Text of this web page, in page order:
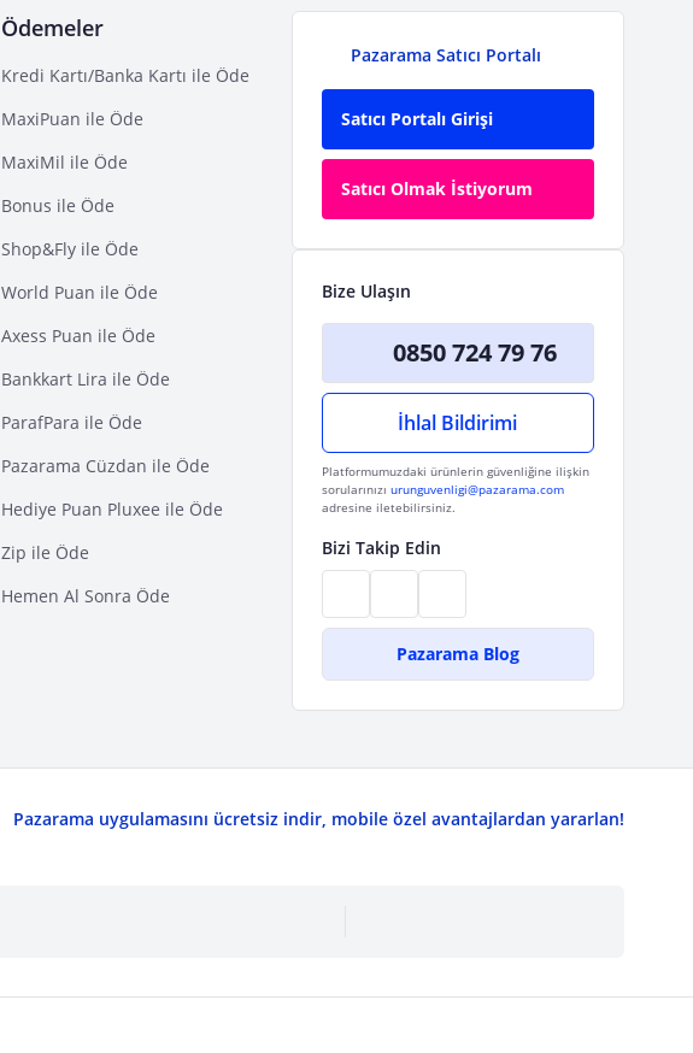
Ödemeler
Kredi Kartı/Banka Kartı ile Öde
MaxiPuan ile Öde
MaxiMil ile Öde
Bonus ile Öde
Shop&Fly ile Öde
World Puan ile Öde
Axess Puan ile Öde
Bankkart Lira ile Öde
ParafPara ile Öde
Pazarama Cüzdan ile Öde
Hediye Puan Pluxee ile Öde
Zip ile Öde
Hemen Al Sonra Öde
Pazarama Satıcı Portalı
Satıcı Portalı Girişi
Satıcı Olmak İstiyorum
Bize Ulaşın
0850 724 79 76
İhlal Bildirimi
Platformumuzdaki ürünlerin güvenliğine ilişkin
sorularınızı urunguvenligi@pazarama.com
adresine iletebilirsiniz.
Bizi Takip Edin
Pazarama Blog
Pazarama uygulamasını ücretsiz indir, mobile özel avantajlardan yararlan!